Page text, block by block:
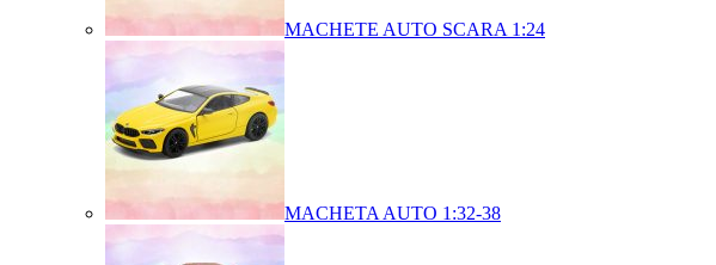
MACHETE AUTO SCARA 1:24
MACHETA AUTO 1:32-38